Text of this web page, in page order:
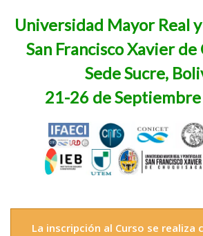
Universidad Mayor Real
San Francisco Xavier de
Sede Sucre,
21-26 de
La inscripción al Curso se realiza